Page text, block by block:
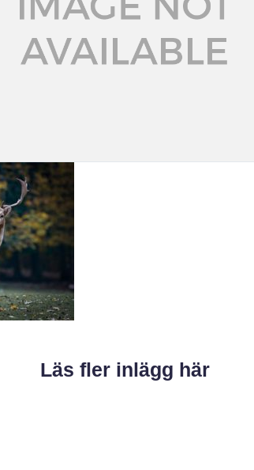
Läs fler inlägg här